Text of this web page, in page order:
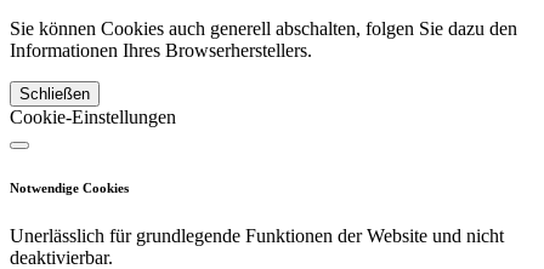
Sie können Cookies auch generell abschalten, folgen Sie dazu den
Informationen Ihres Browserherstellers.
Schließen
Cookie-Einstellungen
Notwendige Cookies
Unerlässlich für grundlegende Funktionen der Website und nicht
deaktivierbar.